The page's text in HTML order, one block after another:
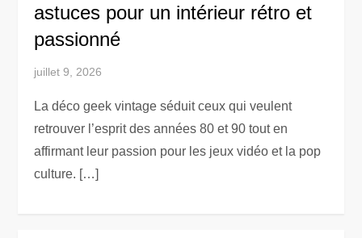
astuces pour un intérieur rétro et
passionné
juillet 9, 2026
La déco geek vintage séduit ceux qui veulent
retrouver l’esprit des années 80 et 90 tout en
affirmant leur passion pour les jeux vidéo et la pop
culture. […]